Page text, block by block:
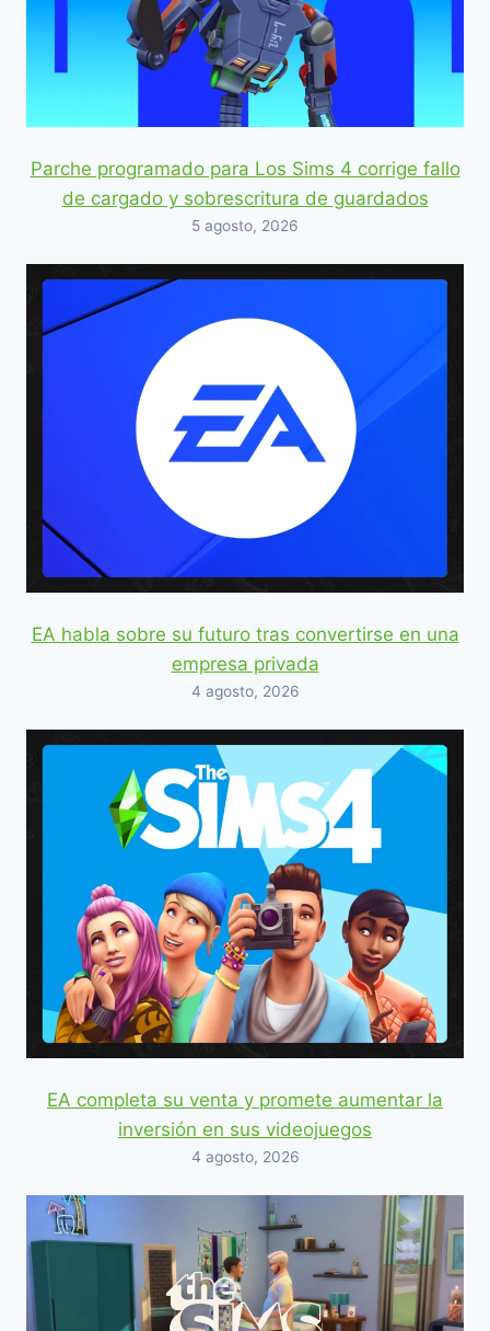
Parche programado para Los Sims 4 corrige fallo
de cargado y sobrescritura de guardados
5 agosto, 2026
EA habla sobre su futuro tras convertirse en una
empresa privada
4 agosto, 2026
EA completa su venta y promete aumentar la
inversión en sus videojuegos
4 agosto, 2026